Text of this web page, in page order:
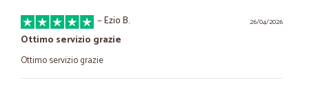
26/04/2026
—Ezio B.
Ottimo servizio grazie
Ottimo servizio grazie